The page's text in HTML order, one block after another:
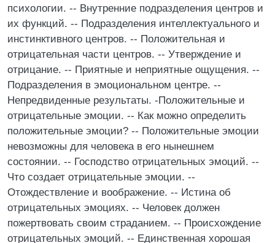
психологии. -- Внутренние подразделения центров и
их функций. -- Подразделения интеллектуального и
инстинктивного центров. -- Положительная и
отрицательная части центров. -- Утверждение и
отрицание. -- Приятные и неприятные ощущения. --
Подразделения в эмоциональном центре. --
Непредвиденные результаты. -Положительные и
отрицательные эмоции. -- Как можно определить
положительные эмоции? -- Положительные эмоции
невозможны для человека в его нынешнем
состоянии. -- Господство отрицательных эмоций. --
Что создает отрицательные эмоции. --
Отождествление и воображение. -- Истина об
отрицательных эмоциях. -- Человек должен
пожертвовать своим страданием. -- Происхождение
отрицательных эмоций. -- Единственная хорошая